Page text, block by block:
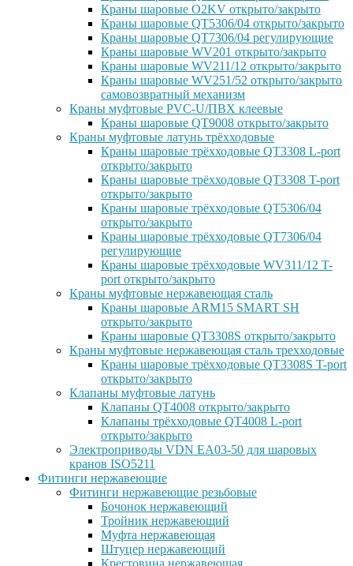
Краны шаровые O2KV открыто/закрыто
Краны шаровые QT5306/04 открыто/закрыто
Краны шаровые QT7306/04 регулирующие
Краны шаровые WV201 открыто/закрыто
Краны шаровые WV211/12 открыто/закрыто
Краны шаровые WV251/52 открыто/закрыто
самовозвратный механизм
Краны муфтовые PVC-U/ПВХ клеевые
Краны шаровые QT9008 открыто/закрыто
Краны муфтовые латунь трёхходовые
Краны шаровые трёхходовые QT3308 L-port
открыто/закрыто
Краны шаровые трёхходовые QT3308 T-port
открыто/закрыто
Краны шаровые трёхходовые QT5306/04
открыто/закрыто
Краны шаровые трёхходовые QT7306/04
регулирующие
Краны шаровые трёхходовые WV311/12 T-
port открыто/закрыто
Краны муфтовые нержавеющая сталь
Краны шаровые ARM15 SMART SH
открыто/закрыто
Краны шаровые QT3308S открыто/закрыто
Краны муфтовые нержавеющая сталь трехходовые
Краны шаровые трёхходовые QT3308S T-port
открыто/закрыто
Клапаны муфтовые латунь
Клапаны QT4008 открыто/закрыто
Клапаны трёхходовые QT4008 L-port
открыто/закрыто
Электроприводы VDN EA03-50 для шаровых
кранов ISO5211
Фитинги нержавеющие
Фитинги нержавеющие резьбовые
Бочонок нержавеющий
Тройник нержавеющий
Муфта нержавеющая
Штуцер нержавеющий
Крестовина нержавеющая